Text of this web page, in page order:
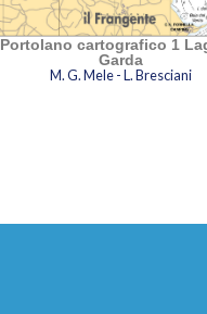
Portolano cartografico 1 Lago di
Garda
M. G. Mele - L. Bresciani